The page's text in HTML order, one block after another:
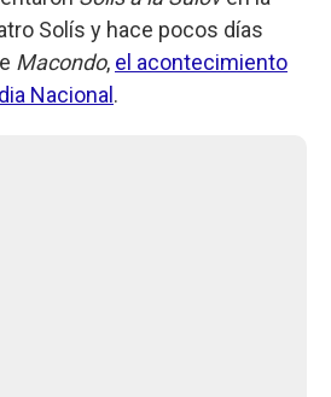
Solís y hace pocos días
Macondo, el acontecimiento
Nacional .